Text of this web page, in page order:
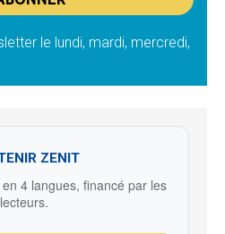
le lundi, mardi, mercredi,
ZENIT
4 langues, financé par les
lecteurs.